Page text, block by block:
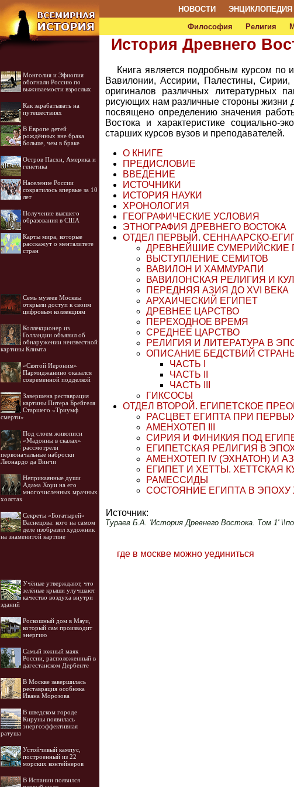
НОВОСТИ ЭНЦИКЛОПЕДИЯ
Философия
Религия
Монголия и Эфиопия
обогнали Россию по
выживаемости взрослых
Как зарабатывать на
путешествиях
В Европе детей
рождённых вне брака
больше, чем в браке
Остров Пасхи, Америка и
генетика
Население России
сократилось впервые за 10
лет
Получение высшего
образования в США
Карты мира, которые
расскажут о менталитете
стран
Семь музеев Москвы
открыли доступ к своим
цифровым коллекциям
Коллекционер из
Голландии объявил об
обнаружении неизвестной
картины Климта
«Святой Иероним»
Пармиджанино оказался
современной подделкой
Завершена реставрация
картины Питера Брейгеля
Старшего «Триумф
смерти»
Под слоем живописи
«Мадонны в скалах»
рассмотрели
первоначальные наброски
Леонардо да Винчи
Неприкаянные души
Адама Хоуи на его
многочисленных мрачных
холстах
Секреты «Богатырей»
Васнецова: кого на самом
деле изобразил художник
на знаменитой картине
Учёные утверждают, что
зелёные крыши улучшают
качество воздуха внутри
зданий
Роскошный дом в Мауи,
который сам производит
энергию
Самый южный маяк
России, расположенный в
дагестанском Дербенте
В Москве завершилась
реставрация особняка
Ивана Морозова
В шведском городе
Кируны появилась
энергоэффективная
ратуша
Устойчивый кампус,
построенный из 22
морских контейнеров
В Испании появился
История Древнего
Книга является подробным курсом по
Вавилонии, Ассирии, Палестины,
оригиналов различных литературных
рисующих нам различные стороны жизни
посвящено определению значения
Востока и характеристике социально-
старших курсов вузов и преподавателей.
О КНИГЕ
ПРЕДИСЛОВИЕ
ВВЕДЕНИЕ
ИСТОЧНИКИ
ИСТОРИЯ НАУКИ
ХРОНОЛОГИЯ
ГЕОГРАФИЧЕСКИЕ УСЛОВИЯ
ЭТНОГРАФИЯ ДРЕВНЕГО ВОСТОКА
ОТДЕЛ ПЕРВЫЙ. СЕННААРСКО-
ДРЕВНЕЙШИЕ СУМЕРИЙСКИЕ
ВЫСТУПЛЕНИЕ СЕМИТОВ
ВАВИЛОН И ХАММУРАПИ
ВАВИЛОНСКАЯ РЕЛИГИЯ И
ПЕРЕДНЯЯ АЗИЯ ДО XVI ВЕКА
АРХАИЧЕСКИЙ ЕГИПЕТ
ДРЕВНЕЕ ЦАРСТВО
ПЕРЕХОДНОЕ ВРЕМЯ
СРЕДНЕЕ ЦАРСТВО
РЕЛИГИЯ И ЛИТЕРАТУРА В
ОПИСАНИЕ БЕДСТВИЙ
ЧАСТЬ I
ЧАСТЬ II
ЧАСТЬ III
ГИКСОСЫ
ОТДЕЛ ВТОРОЙ. ЕГИПЕТСКОЕ
РАСЦВЕТ ЕГИПТА ПРИ
AMEHХОТЕП III
СИРИЯ И ФИНИКИЯ ПОД
ЕГИПЕТСКАЯ РЕЛИГИЯ В
АМЕНХОТЕП IV (ЭХНАТОН) И
ЕГИПЕТ И ХЕТТЫ. ХЕТТСКАЯ
РАМЕССИДЫ
CОСТОЯНИЕ ЕГИПТА В ЭПОXУ
Источник:
Тураев Б.А. 'История Древнего Востока. Том 1'
где в москве можно уединиться